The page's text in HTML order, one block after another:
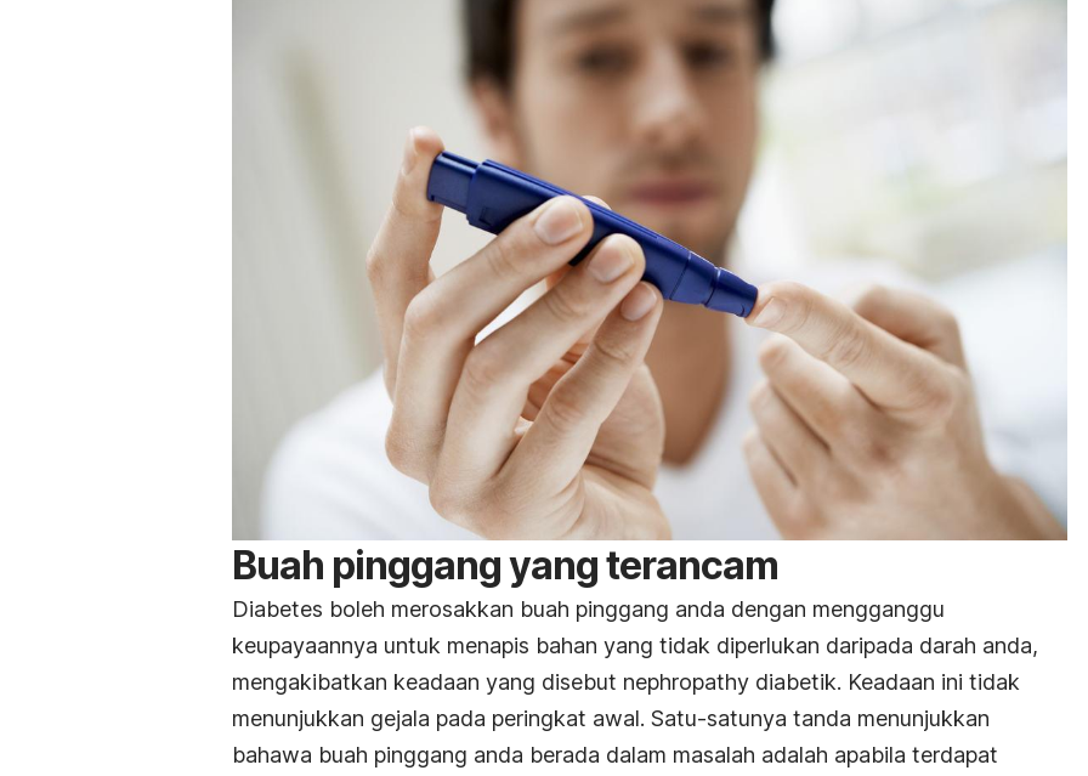
Buah pinggang yang terancam
Diabetes boleh merosakkan buah pinggang anda dengan mengganggu
keupayaannya untuk menapis bahan yang tidak diperlukan daripada darah anda,
mengakibatkan keadaan yang disebut nephropathy diabetik. Keadaan ini tidak
menunjukkan gejala pada peringkat awal. Satu-satunya tanda menunjukkan
bahawa buah pinggang anda berada dalam masalah adalah apabila terdapat